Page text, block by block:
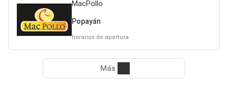
MacPollo
Popayán
horarios de apertura
Más